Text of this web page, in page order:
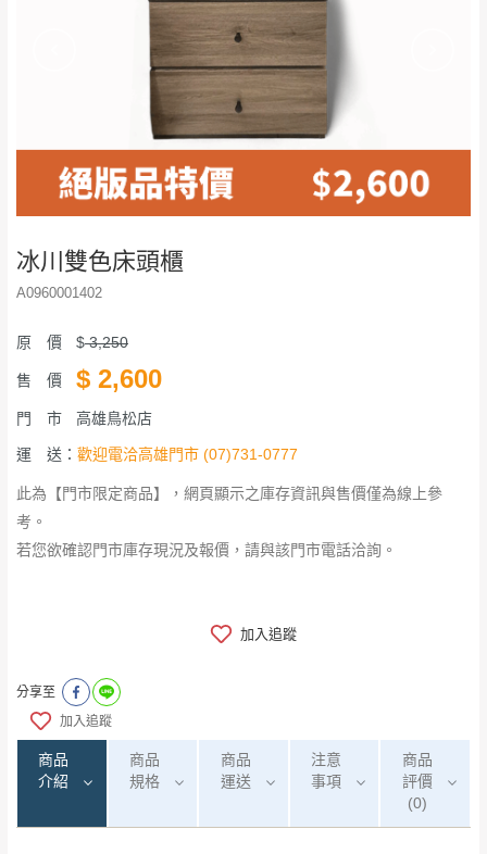
冰川雙色床頭櫃
A0960001402
原 價 $3,250
售 價 $ 2,600
門 市 高雄鳥松店
運 送： 歡迎電洽高雄門市 (07)731-0777
此為【門市限定商品】，網頁顯示之庫存資訊與售價僅為線上參
考。
若您欲確認門市庫存現況及報價，請與該門市電話洽詢。
加入追蹤
分享至
加入追蹤
商品
介紹
商品
規格
商品
運送
注意
事項
商品
評價
(0)